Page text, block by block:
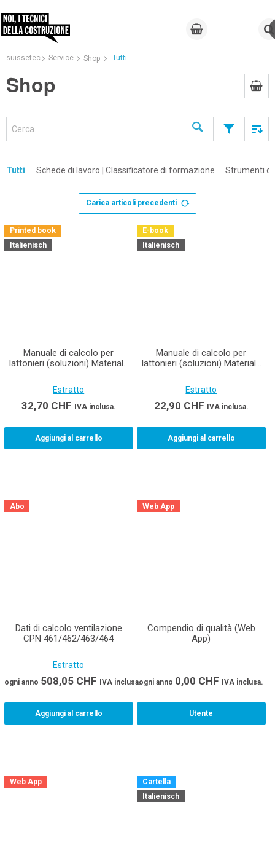
suissetec Service Shop Tutti
Shop
Cerca
Tutti Schede di lavoro | Classificatore di formazione Strumenti di
Carica articoli precedenti
Printed book
Italienisch
Manuale di calcolo per
lattonieri (soluzioni) Materiale
Estratto
32,70 CHF IVA inclusa.
Aggiungi al carrello
E-book
Italienisch
Manuale di calcolo per
lattonieri (soluzioni) Materiale
book)
Estratto
22,90 CHF IVA inclusa.
Aggiungi al carrello
Abo
Dati di calcolo ventilazione
CPN 461/462/463/464
Estratto
ogni anno 508,05 CHF IVA inclusa.
Aggiungi al carrello
Web App
Compendio di qualità (Web
App)
ogni anno 0,00 CHF IVA inclusa.
Utente
Web App
Cartella
Italienisch